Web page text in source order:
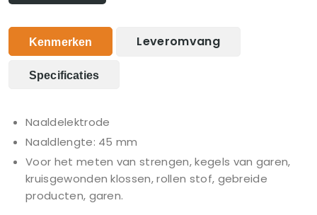
Kenmerken Leveromvang
Specificaties
Naaldelektrode
Naaldlengte: 45 mm
Voor het meten van strengen, kegels van garen,
kruisgewonden klossen, rollen stof, gebreide
producten, garen.